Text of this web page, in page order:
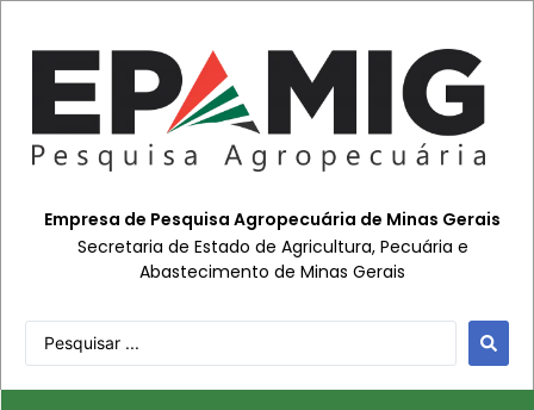
Empresa de Pesquisa Agropecuária de Minas Gerais
Secretaria de Estado de Agricultura, Pecuária e
Abastecimento de Minas Gerais